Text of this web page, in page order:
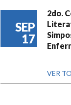
SEP
17
2do.
VER